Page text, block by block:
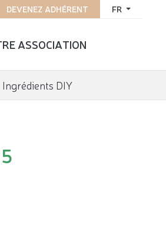
FR
DEVENEZ ADHÉRENT
ASSOCIATION
Ingrédients DIY